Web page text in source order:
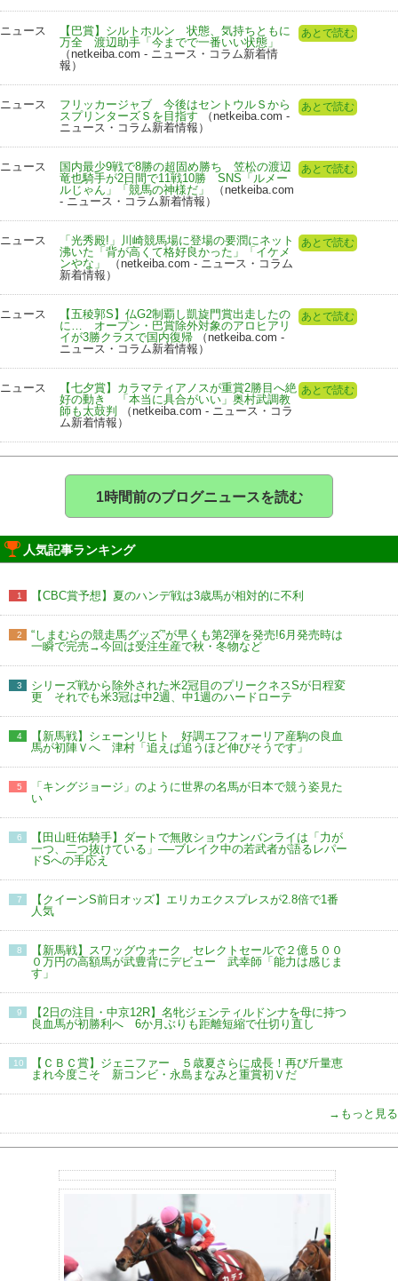
ニュース
【巴賞】シルトホルン 状態、気持ちともに
万全 渡辺助手「今までで一番いい状態」
（netkeiba.com - ニュース・コラム新着情
報）
あとで読む
ニュース
フリッカージャブ 今後はセントウルＳから
スプリンターズＳを目指す （netkeiba.com -
ニュース・コラム新着情報）
あとで読む
ニュース
国内最少9戦で8勝の超固め勝ち 笠松の渡辺
竜也騎手が2日間で11戦10勝 SNS「ルメー
ルじゃん」「競馬の神様だ」
（netkeiba.com
- ニュース・コラム新着情報）
あとで読む
ニュース
「光秀殿!」川崎競馬場に登場の要潤にネット
沸いた「背が高くて格好良かった」「イケメ
ンやな」
（netkeiba.com - ニュース・コラム
新着情報）
あとで読む
ニュース
【五稜郭S】仏G2制覇し凱旋門賞出走したの
に… オープン・巴賞除外対象のアロヒアリ
イが3勝クラスで国内復帰 （netkeiba.com -
ニュース・コラム新着情報）
あとで読む
ニュース
【七夕賞】カラマティアノスが重賞2勝目へ絶
好の動き 「本当に具合がいい」奥村武調教
師も太鼓判
（netkeiba.com - ニュース・コラ
ム新着情報）
あとで読む
1時間前のブログニュースを読む
人気記事ランキング
1 【CBC賞予想】夏のハンデ戦は3歳馬が相対的に不利
2
“しまむらの競走馬グッズ”が早くも第2弾を発売!6月発売時は
一瞬で完売→今回は受注生産で秋・冬物など
3
シリーズ戦から除外された米2冠目のプリークネスSが日程変
更 それでも米3冠は中2週、中1週のハードローテ
4
【新馬戦】シェーンリヒト 好調エフフォーリア産駒の良血
馬が初陣Ｖへ 津村「追えば追うほど伸びそうです」
5
「キングジョージ」のように世界の名馬が日本で競う姿見た
い
6
【田山旺佑騎手】ダートで無敗ショウナンバンライは「力が
一つ、二つ抜けている」──ブレイク中の若武者が語るレパー
ドSへの手応え
7
【クイーンS前日オッズ】エリカエクスプレスが2.8倍で1番
人気
8
【新馬戦】スワッグウォーク セレクトセールで２億５００
０万円の高額馬が武豊背にデビュー 武幸師「能力は感じま
す」
9
【2日の注目・中京12R】名牝ジェンティルドンナを母に持つ
良血馬が初勝利へ 6か月ぶりも距離短縮で仕切り直し
10
【ＣＢＣ賞】ジェニファー ５歳夏さらに成長！再び斤量恵
まれ今度こそ 新コンビ・永島まなみと重賞初Ｖだ
→もっと見る